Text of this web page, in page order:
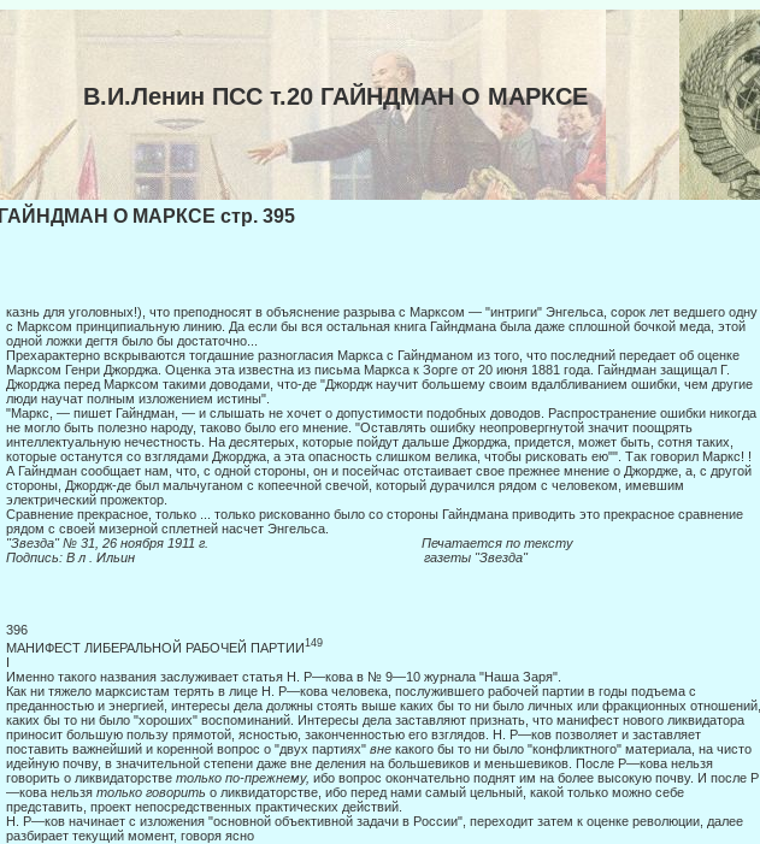
В.И.Ленин ПСС т.20 ГАЙНДМАН О МАРКСЕ
ГАЙНДМАН О МАРКСЕ стр. 395
казнь для уголовных!), что преподносят в объяснение разрыва с Марксом — "интриги" Энгельса, сорок лет ведшего одну
с Марксом принципиальную линию. Да если бы вся остальная книга Гайндмана была даже сплошной бочкой меда, этой
одной ложки дегтя было бы достаточно...
Прехарактерно вскрываются тогдашние разногласия Маркса с Гайндманом из того, что последний передает об оценке
Марксом Генри Джорджа. Оценка эта известна из письма Маркса к Зорге от 20 июня 1881 года. Гайндман защищал Г.
Джорджа перед Марксом такими доводами, что-де "Джордж научит большему своим вдалбливанием ошибки, чем другие
люди научат полным изложением истины".
"Маркс, — пишет Гайндман, — и слышать не хочет о допустимости подобных дово­дов. Распространение ошибки никогда
не могло быть полезно народу, таково было его мнение. "Оставлять ошибку неопровергнутой значит поощрять
интеллектуальную не­честность. На десятерых, которые пойдут дальше Джорджа, придется, может быть, сот­ня таких,
которые останутся со взглядами Джорджа, а эта опасность слишком велика, чтобы рисковать ею"". Так говорил Маркс! !
А Гайндман сообщает нам, что, с одной стороны, он и посейчас отстаивает свое прежнее мнение о Джордже, а, с другой
стороны, Джордж-де был мальчуганом с копе­ечной свечой, который дурачился рядом с человеком, имевшим
электрический прожек­тор.
Сравнение прекрасное, только ... только рискованно было со стороны Гайндмана приводить это прекрасное сравнение
рядом с своей мизерной сплетней насчет Энгель­са.
"Звезда" № 31, 26 ноября 1911 г. Печатается по тексту
Подпись: В л . Ильин газеты "Звезда"
396
МАНИФЕСТ ЛИБЕРАЛЬНОЙ РАБОЧЕЙ ПАРТИИ149
I
Именно такого названия заслуживает статья Η. Ρ—кова в № 9—10 журнала "Наша Заря".
Как ни тяжело марксистам терять в лице Η. Ρ—кова человека, послужившего рабо­чей партии в годы подъема с
преданностью и энергией, интересы дела должны стоять выше каких бы то ни было личных или фракционных отношений,
каких бы то ни было "хороших" воспоминаний. Интересы дела заставляют признать, что манифест нового ликвидатора
приносит большую пользу прямотой, ясностью, законченностью его взглядов. Η. Ρ—ков позволяет и заставляет
поставить важнейший и коренной вопрос о "двух партиях" вне какого бы то ни было "конфликтного" материала, на чисто
идей­ную почву, в значительной степени даже вне деления на большевиков и меньшевиков. После Ρ—кова нельзя
говорить о ликвидаторстве только по-прежнему, ибо вопрос окончательно поднят им на более высокую почву. И после Ρ
—кова нельзя только гово­рить о ликвидаторстве, ибо перед нами самый цельный, какой только можно себе
представить, проект непосредственных практических действий.
Η. Ρ—ков начинает с изложения "основной объективной задачи в России", перехо­дит затем к оценке революции, далее
разбирает текущий момент, говоря ясно